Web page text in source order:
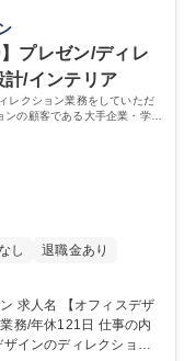
テム連携・改善(Salesf
加速させるため、この
ています。 ■単なるシ
上最大化を担うポジシ
： 資格：
プレゼン/ディレ
/インテリア
レクション業務をしていただ
の顧客である大手企業・学校
し 退職金あり
ザ
121日 仕事の内
インのディレクション